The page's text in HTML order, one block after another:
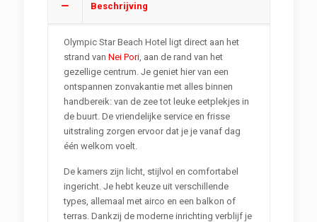
Beschrijving
Olympic Star Beach Hotel ligt direct aan het
strand vanNei Pori, aan de rand van het
gezellige centrum. Je geniet hier van een
ontspannen zonvakantie met alles binnen
handbereik: van de zee tot leuke eetplekjes in
de buurt. De vriendelijke service en frisse
uitstraling zorgen ervoor dat je je vanaf dag
één welkom voelt.
De kamers zijn licht, stijlvol en comfortabel
ingericht. Je hebt keuze uit verschillende
types, allemaal met airco en een balkon of
terras. Dankzij de moderne inrichting verblijf je